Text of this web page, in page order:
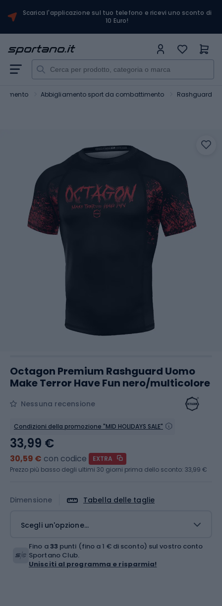
Scarica l'applicazione sul tuo telefono e ricevi uno sconto di
10 Euro!
Abbigliamento sport da combattimento Rashguard
Octagon Premium Rashguard Uomo
Make Terror Have Fun nero/multicolore
Nessuna recensione
Condizioni della promozione "MID HOLIDAYS SALE"
Dimensione Tabella delle taglie
Scegli un'opzione...
33,99 €
30,59 € con codice
EXTRA
Prezzo più basso degli ultimi 30 giorni prima dello sconto: 33,99 €
Fino a33 punti (fino a 1 € di sconto) sul vostro conto
Sportano Club.
Unisciti al programma e risparmia!